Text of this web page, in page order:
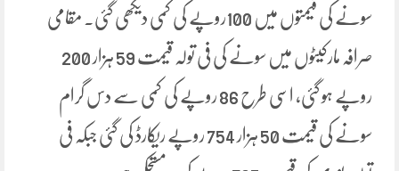
سونے کی قیمتوں میں 100روپے کی کمی دیکھی گئی۔ مقامی
صرافہ مارکیٹوں میں سونے کی فی تولہ قیمت 59 ہزار 200
روپے ہو گئی، اسی طرح 86 روپے کی کمی سے دس گرام
سونے کی قیمت 50 ہزار 754 روپے ریکارڈ کی گئی جبکہ فی